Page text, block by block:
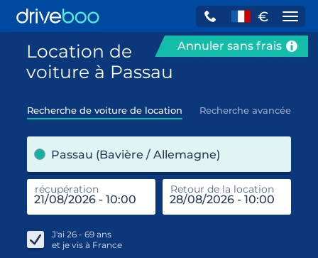
€
Annuler sans frais
Location de
voiture à Passau
Recherche de voiture de location Recherche avancée
Passau (Bavière / Allemagne)
récupération Retour de la location
J'ai 26 - 69 ans
et je vis à France